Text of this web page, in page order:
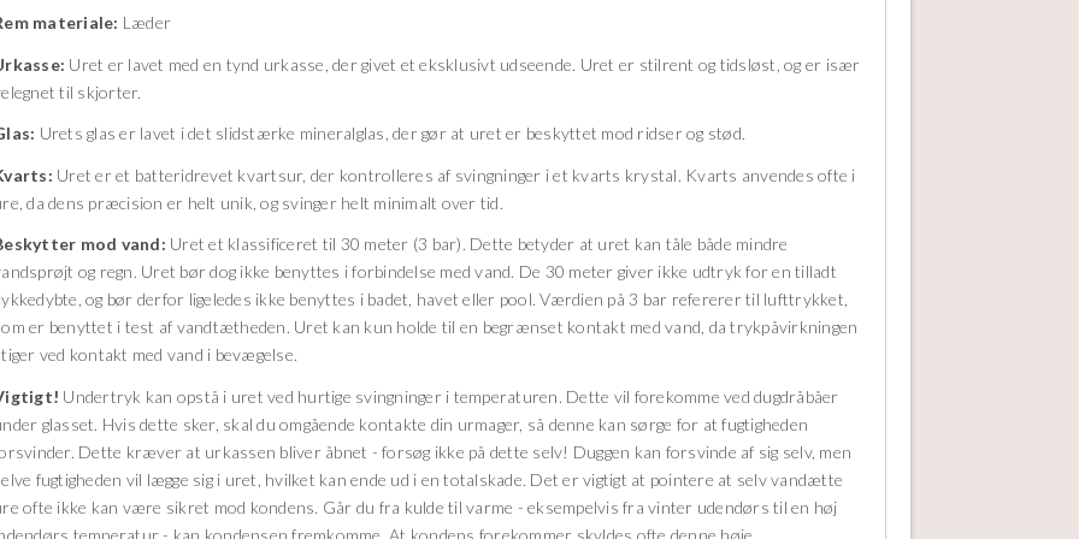
materiale: Læder
Uret er lavet med en tynd urkasse, der givet et eksklusivt udseende. Uret er stilrent og tidsløst, og er især
til skjorter.
Urets glas er lavet i det slidstærke mineralglas, der gør at uret er beskyttet mod ridser og stød.
Uret er et batteridrevet kvartsur, der kontrolleres af svingninger i et kvarts krystal. Kvarts anvendes ofte i
da dens præcision er helt unik, og svinger helt minimalt over tid.
mod vand: Uret et klassificeret til 30 meter (3 bar). Dette betyder at uret kan tåle både mindre
og regn. Uret bør dog ikke benyttes i forbindelse med vand. De 30 meter giver ikke udtryk for en tilladt
og bør derfor ligeledes ikke benyttes i badet, havet eller pool. Værdien på 3 bar refererer til lufttrykket,
er benyttet i test af vandtætheden. Uret kan kun holde til en begrænset kontakt med vand, da trykpåvirkningen
ved kontakt med vand i bevægelse.
Undertryk kan opstå i uret ved hurtige svingninger i temperaturen. Dette vil forekomme ved dugdråbåer
glasset. Hvis dette sker, skal du omgående kontakte din urmager, så denne kan sørge for at fugtigheden
Dette kræver at urkassen bliver åbnet - forsøg ikke på dette selv! Duggen kan forsvinde af sig selv, men
fugtigheden vil lægge sig i uret, hvilket kan ende ud i en totalskade. Det er vigtigt at pointere at selv vandætte
ofte ikke kan være sikret mod kondens. Går du fra kulde til varme - eksempelvis fra vinter udendørs til en høj
temperatur - kan kondensen fremkomme. At kondens forekommer skyldes ofte denne høje